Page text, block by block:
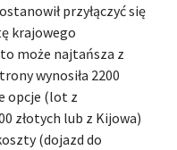
przyłączyć się
krajowego
to może najtańsza z
wynosiła 2200
opcje (lot z
złotych lub z Kijowa)
(dojazd do